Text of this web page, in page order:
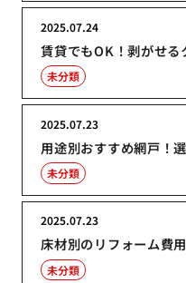
賃貸でもOK！剥がせる
2025.07.24
未分類
用途別おすすめ網戸！
2025.07.23
未分類
床材別のリフォーム費
2025.07.23
未分類